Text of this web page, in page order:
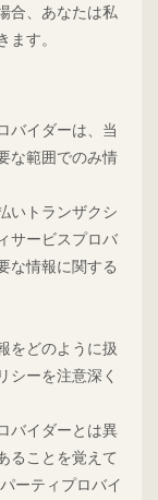
合、あなたは私
す。
バイダーは、当
な範囲でのみ情
いトランザクシ
サービスプロバ
な情報に関する
をどのように扱
シーを注意深く
バイダーとは異
ることを覚えて
ーティプロバイ